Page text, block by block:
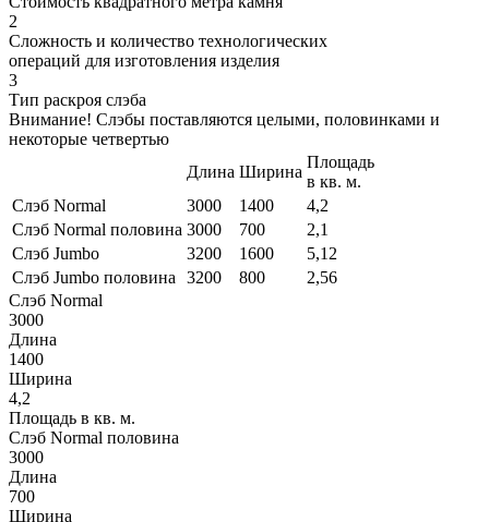
2
Сложность и количество технологических
операций для изготовления изделия
3
Тип раскроя слэба
Внимание! Слэбы поставляются целыми, половинками и
некоторые четвертью
Длина Ширина
Площадь
в кв. м.
Слэб Normal
3000 1400
4,2
Слэб Normal половина 3000 700
2,1
Слэб Jumbo
3200 1600
5,12
Слэб Jumbo половина
3200 800
2,56
Слэб Normal
3000
Длина
1400
Ширина
4,2
Площадь в кв. м.
Слэб Normal половина
3000
Длина
700
Ширина